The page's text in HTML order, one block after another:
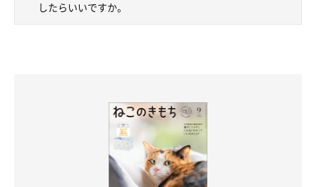
したらいいですか。